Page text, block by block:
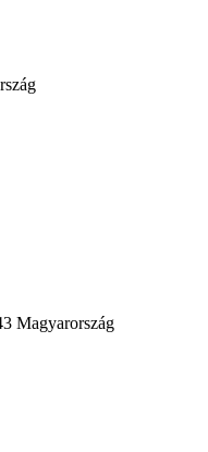
Magyarország